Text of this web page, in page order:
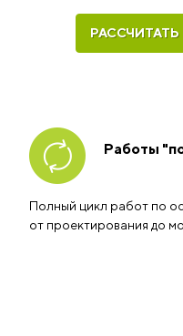
РАССЧИТАТЬ
Работы
Полный цикл работ по
от проектирования до